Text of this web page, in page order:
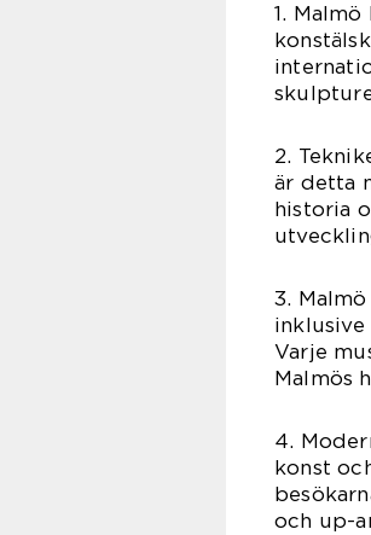
1.
2.
är detta
historia
3.
inklusive
Varje
Malmös
4.
konst
och up-